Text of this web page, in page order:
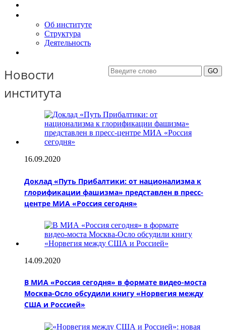
Об институте
Структура
Деятельность
Новости
института
16.09.2020
Доклад «Путь Прибалтики: от национализма к
глорификации фашизма» представлен в пресс-
центре МИА «Россия сегодня»
14.09.2020
В МИА «Россия сегодня» в формате видео-моста
Москва-Осло обсудили книгу «Норвегия между
США и Россией»